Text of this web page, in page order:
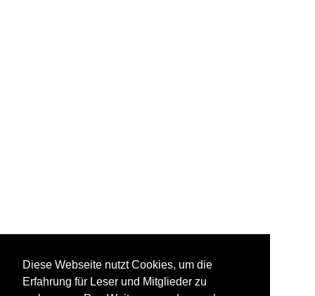
Diese Webseite nutzt Cookies, um die
Erfahrung für Leser und Mitglieder zu